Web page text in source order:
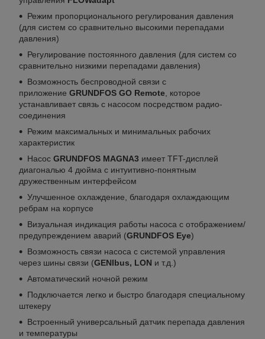
Режим пропорционального регулирования давления
(для систем со сравнительно высокими перепадами
давления)
Регулирование постоянного давления (для систем со
сравнительно низкими перепадами давления)
Возможность беспроводной связи с
приложение GRUNDFOS GO Remote, которое
устанавливает связь с насосом посредством радио-
соединения
Режим максимальных и минимальных рабочих
характеристик
Насос GRUNDFOS MAGNA3 имеет TFT-дисплей
диагональю 4 дюйма с интуитивно-понятным
дружественным интерфейсом
Улучшенное охлаждение, благодаря охлаждающим
ребрам на корпусе
Визуальная индикация работы насоса с отображением/
предупреждением аварий (GRUNDFOS Eye)
Возможность связи насоса с системой управления
через шины связи (GENIbus, LON и т.д.)
Автоматический ночной режим
Подключается легко и быстро благодаря специальному
штекеру
Встроенный универсальный датчик перепада давления
и температуры